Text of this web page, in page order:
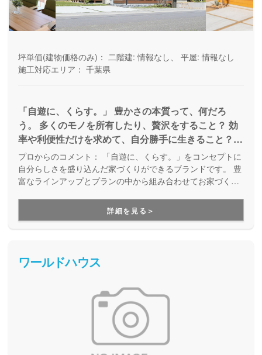
坪単価(建物価格のみ)： 二階建: 情報なし、 平屋: 情報なし
施工対応エリア： 千葉県
「自遊に、くらす。」 豊かさの本質って、何だろ
う。 多くのモノを所有したり、贅沢をすること？ 効
率や利便性だけを求めて、自分勝手に生きること？
そうじゃない。 私たちが本当に大切にしたいと願う
もの。 それは、大事な人が見せる笑顔だったり 自然
に包まれる心地いい時間だったり ココロ踊る楽しい
しい価値観から生み出される “豊かな人生”のための
家づくり。 辿り着いたのが、"自遊に、くらす。”
プロからのコメント：
「自遊に、くらす。」をコンセプトに
自分らしさを盛り込んだ家づくりができるブランドです。 豊
富なラインアップとプランの中から組み合わせてお家づくり
ろいろなオーナーさんの外観・間取りを参考にしながら、楽
しくお家づくりが進めていくことができます。
詳細を見る＞
ワールドハウス